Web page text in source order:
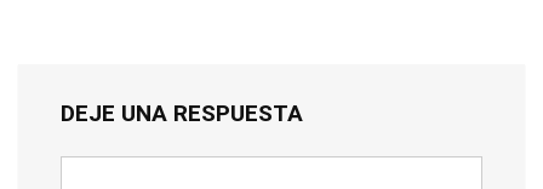
DEJE UNA RESPUESTA